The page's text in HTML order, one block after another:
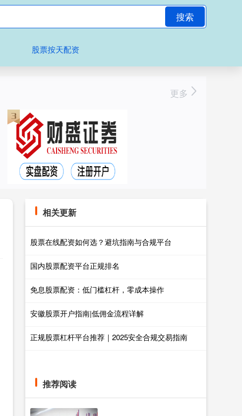
搜索
股票按天配资
更多
相关更新
股票在线配资如何选？避坑指南与合规平台
国内股票配资平台正规排名
免息股票配资：低门槛杠杆，零成本操作
安徽股票开户指南|低佣金流程详解
正规股票杠杆平台推荐｜2025安全合规交易指南
推荐阅读